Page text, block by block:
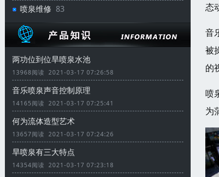
喷泉维修 83
两功位到位旱喷泉水池
13968阅读 2021-03-17 07:26:58
音乐喷泉声音控制原理
14165阅读 2021-03-17 07:25:41
何为流体造型艺术
13657阅读 2021-03-17 07:24:26
旱喷泉有三大特点
14354阅读 2021-03-17 07:23:18
态
音
被
的
喷
为